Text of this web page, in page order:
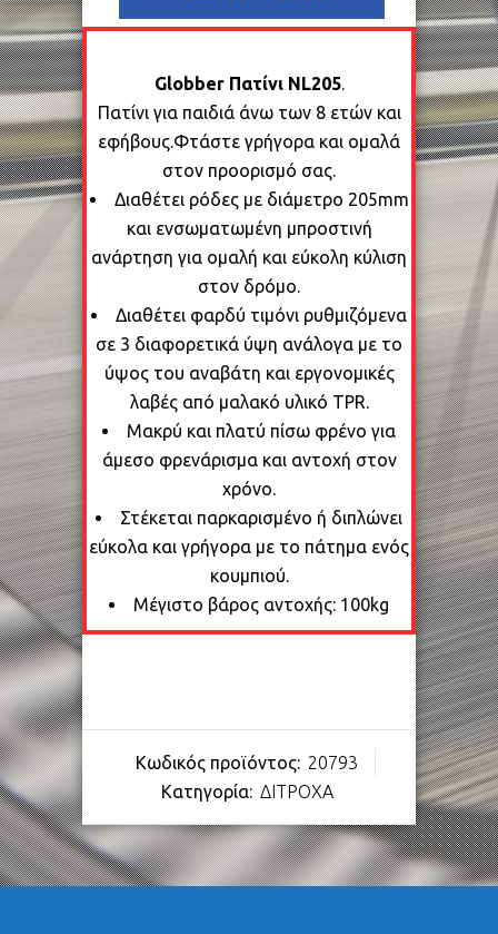
Globber Πατίνι NL205.
Πατίνι για παιδιά άνω των 8 ετών και
εφήβους.Φτάστε γρήγορα και ομαλά
στον προορισμό σας.
Διαθέτει ρόδες με διάμετρο 205mm
και ενσωματωμένη μπροστινή
ανάρτηση για ομαλή και εύκολη κύλιση
στον δρόμο.
Διαθέτει φαρδύ τιμόνι ρυθμιζόμενα
σε 3 διαφορετικά ύψη ανάλογα με το
ύψος του αναβάτη και εργονομικές
λαβές από μαλακό υλικό TPR.
Μακρύ και πλατύ πίσω φρένο για
άμεσο φρενάρισμα και αντοχή στον
χρόνο.
Στέκεται παρκαρισμένο ή διπλώνει
εύκολα και γρήγορα με το πάτημα ενός
κουμπιού.
Μέγιστο βάρος αντοχής: 100kg
Κωδικός προϊόντος: 20793
Κατηγορία: ΔΙΤΡΟΧΑ